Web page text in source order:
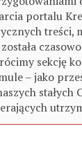
portalu
treści,
sekcję
– jako
stałych